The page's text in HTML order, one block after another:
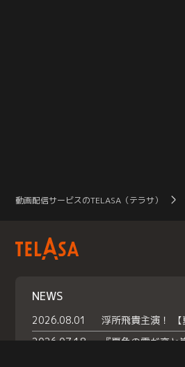
動画配信サービスのTELASA（テラサ）
NEWS
2026.08.01
2026.07.18